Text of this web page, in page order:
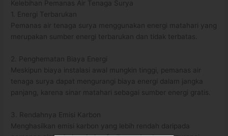
Kelebihan Pemanas Air Tenaga Surya
1. Energi Terbarukan
Pemanas air tenaga surya menggunakan energi matahari yang
merupakan sumber energi terbarukan dan tidak terbatas.
2. Penghematan Biaya Energi
Meskipun biaya instalasi awal mungkin tinggi, pemanas air
tenaga surya dapat mengurangi biaya energi dalam jangka
panjang, karena sinar matahari sebagai sumber energi gratis.
3. Rendahnya Emisi Karbon
Menghasilkan emisi karbon yang lebih rendah daripada